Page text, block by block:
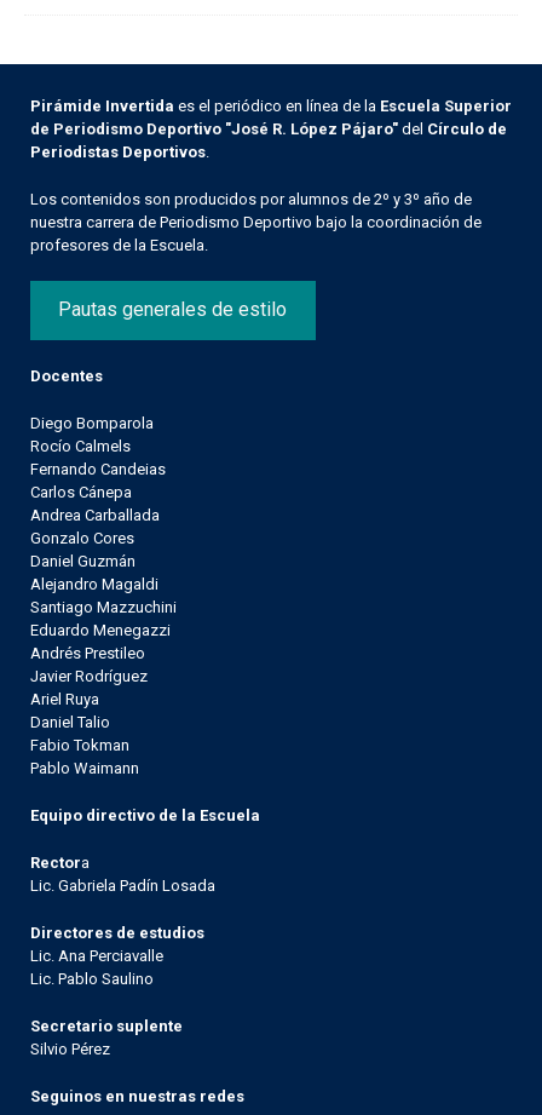
Pirámide Invertida es el periódico en línea de la Escuela Superior
de Periodismo Deportivo "José R. López Pájaro" del Círculo de
Periodistas Deportivos
Los contenidos son producidos por alumnos de 2º y 3º año de
nuestra carrera de Periodismo Deportivo bajo la coordinación de
profesores de la Escuela.
Pautas generales de estilo
Docentes
Diego Bomparola
Rocío Calmels
Fernando Candeias
Carlos Cánepa
Andrea Carballada
Gonzalo Cores
Daniel Guzmán
Alejandro Magaldi
Santiago Mazzuchini
Eduardo Menegazzi
Andrés Prestileo
Javier Rodríguez
Ariel Ruya
Daniel Talio
Fabio Tokman
Pablo Waimann
Equipo directivo de la Escuela
Rectora
Lic. Gabriela Padín Losada
Directores de estudios
Lic. Ana Perciavalle
Lic. Pablo Saulino
Secretario suplente
Silvio Pérez
Seguinos en nuestras redes